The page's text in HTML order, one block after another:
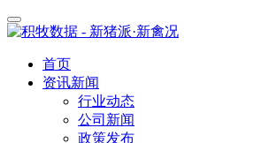
首页
资讯新闻
行业动态
公司新闻
政策发布